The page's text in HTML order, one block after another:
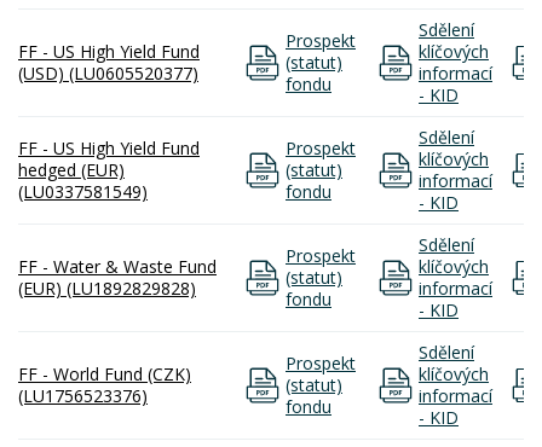
FF - US High Yield Fund
(USD) (LU0605520377)
Prospekt
(statut)
fondu
Sdělení
klíčových
informací
- KID
FF - US High Yield Fund
hedged (EUR)
(LU0337581549)
Prospekt
(statut)
fondu
Sdělení
klíčových
informací
- KID
FF - Water & Waste Fund
(EUR) (LU1892829828)
Prospekt
(statut)
fondu
Sdělení
klíčových
informací
- KID
FF - World Fund (CZK)
(LU1756523376)
Prospekt
(statut)
fondu
Sdělení
klíčových
informací
- KID